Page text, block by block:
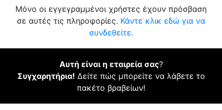
Μόνο οι εγγεγραμμένοι χρήστες έχουν πρόσβαση
σε αυτές τις πληροφορίες. Κάντε κλικ εδώ για να
συνδεθείτε.
Αυτή είναι η εταιρεία σας?
Συγχαρητήρια! Δείτε πώς μπορείτε να λάβετε το
πακέτο βραβείων!